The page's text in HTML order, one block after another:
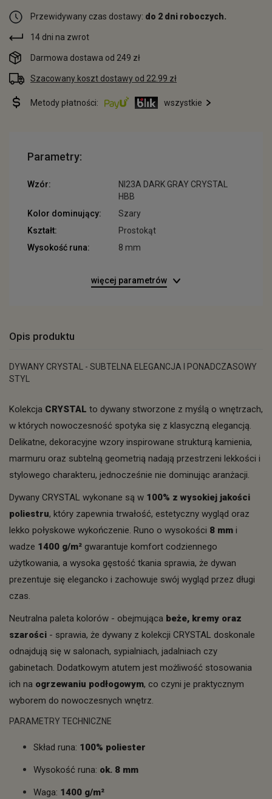
Przewidywany czas dostawy: do 2 dni roboczych.
14 dni na zwrot
Darmowa dostawa od 249 zł
Szacowany koszt dostawy od 22.99 zł
Metody płatności: wszystkie
Parametry:
Wzór:
NI23A DARK GRAY CRYSTAL
HBB
Kolor dominujący:
Szary
Kształt:
Prostokąt
Wysokość runa:
8 mm
więcej parametrów
Opis produktu
DYWANY CRYSTAL - SUBTELNA ELEGANCJA I PONADCZASOWY
STYL
Kolekcja CRYSTAL to dywany stworzone z myślą o wnętrzach,
w których nowoczesność spotyka się z klasyczną elegancją.
Delikatne, dekoracyjne wzory inspirowane strukturą kamienia,
marmuru oraz subtelną geometrią nadają przestrzeni lekkości i
stylowego charakteru, jednocześnie nie dominując aranżacji.
Dywany CRYSTAL wykonane są w 100% z wysokiej jakości
poliestru, który zapewnia trwałość, estetyczny wygląd oraz
lekko połyskowe wykończenie. Runo o wysokości 8 mm i
wadze 1400 g/m² gwarantuje komfort codziennego
użytkowania, a wysoka gęstość tkania sprawia, że dywan
prezentuje się elegancko i zachowuje swój wygląd przez długi
czas.
Neutralna paleta kolorów - obejmująca beże, kremy oraz
szarości - sprawia, że dywany z kolekcji CRYSTAL doskonale
odnajdują się w salonach, sypialniach, jadalniach czy
gabinetach. Dodatkowym atutem jest możliwość stosowania
ich na ogrzewaniu podłogowym, co czyni je praktycznym
wyborem do nowoczesnych wnętrz.
PARAMETRY TECHNICZNE
Skład runa: 100% poliester
Wysokość runa: ok. 8 mm
Waga: 1400 g/m²